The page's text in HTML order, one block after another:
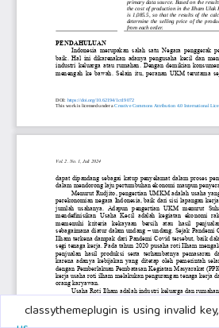
classythemeplugin is using invalid key,